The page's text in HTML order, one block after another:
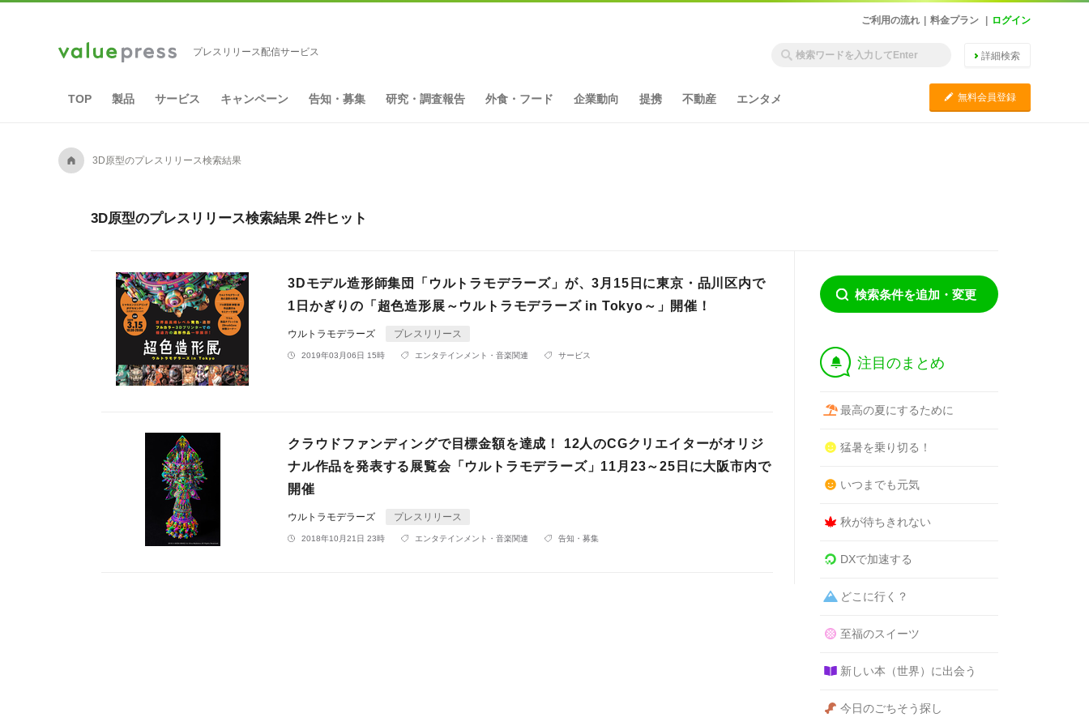
ご利用の流れ 料金プラン ログイン
プレスリリース配信サービス 詳細検索
TOP 製品 サービス キャンペーン 告知・募集 研究・調査報告 外食・フード 企業動向 提携 不動産 エンタメ C 無料会員登録
A 3D原型のプレスリリース検索結果
3D原型のプレスリリース検索結果 2件ヒット
3Dモデル造形師集団「ウルトラモデラーズ」が、3月15日に東京・品川区内で
1日かぎりの「超色造形展～ウルトラモデラーズ in Tokyo～」開催！
ウルトラモデラーズ プレスリリース
2019年03月06日 15時 エンタテインメント・音楽関連 サービス
クラウドファンディングで目標金額を達成！ 12人のCGクリエイターがオリジ
ナル作品を発表する展覧会「ウルトラモデラーズ」11月23～25日に大阪市内で
開催
ウルトラモデラーズ プレスリリース
2018年10月21日 23時 エンタテインメント・音楽関連 告知・募集
検索条件を追加・変更
† 注目のまとめ
最高の夏にするために
猛暑を乗り切る！
いつまでも元気
秋が待ちきれない
DXで加速する
どこに行く？
至福のスイーツ
新しい本（世界）に出会う
今日のごちそう探し